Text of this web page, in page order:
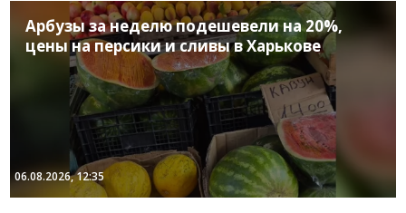
Арбузы за неделю подешевели на 20%,
цены на персики и сливы в Харькове
06.08.2026, 12:35